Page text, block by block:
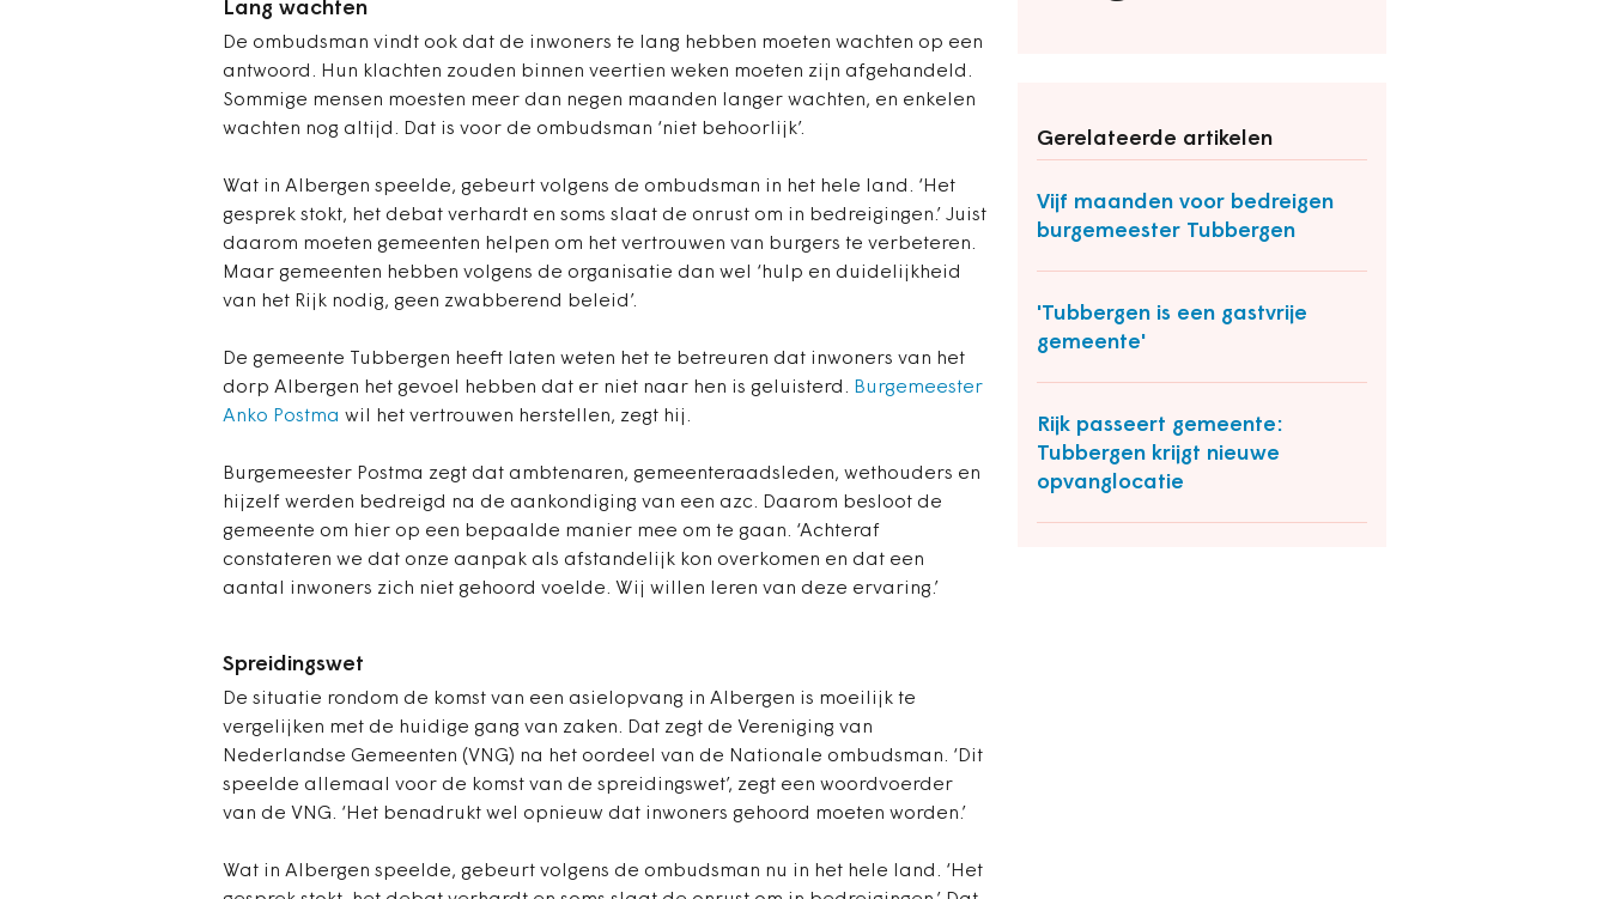
Gerelateerde artikelen
Vijf maanden voor bedreigen
burgemeester Tubbergen
'Tubbergen is een gastvrije
gemeente'
Rijk passeert gemeente:
Tubbergen krijgt nieuwe
opvanglocatie
Lang wachten
De ombudsman vindt ook dat de inwoners te lang hebben moeten wachten op een
antwoord. Hun klachten zouden binnen veertien weken moeten zijn afgehandeld.
Sommige mensen moesten meer dan negen maanden langer wachten, en enkelen
wachten nog altijd. Dat is voor de ombudsman ‘niet behoorlijk’.
Wat in Albergen speelde, gebeurt volgens de ombudsman in het hele land. ‘Het
gesprek stokt, het debat verhardt en soms slaat de onrust om in bedreigingen.’ Juist
daarom moeten gemeenten helpen om het vertrouwen van burgers te verbeteren.
Maar gemeenten hebben volgens de organisatie dan wel ‘hulp en duidelijkheid
van het Rijk nodig, geen zwabberend beleid’.
De gemeente Tubbergen heeft laten weten het te betreuren dat inwoners van het
dorp Albergen het gevoel hebben dat er niet naar hen is geluisterd. Burgemeester
Anko Postma wil het vertrouwen herstellen, zegt hij.
Burgemeester Postma zegt dat ambtenaren, gemeenteraadsleden, wethouders en
hijzelf werden bedreigd na de aankondiging van een azc. Daarom besloot de
gemeente om hier op een bepaalde manier mee om te gaan. ‘Achteraf
constateren we dat onze aanpak als afstandelijk kon overkomen en dat een
aantal inwoners zich niet gehoord voelde. Wij willen leren van deze ervaring.’
Spreidingswet
De situatie rondom de komst van een asielopvang in Albergen is moeilijk te
vergelijken met de huidige gang van zaken. Dat zegt de Vereniging van
Nederlandse Gemeenten (VNG) na het oordeel van de Nationale ombudsman. ‘Dit
speelde allemaal voor de komst van de spreidingswet’, zegt een woordvoerder
van de VNG. ‘Het benadrukt wel opnieuw dat inwoners gehoord moeten worden.’
Wat in Albergen speelde, gebeurt volgens de ombudsman nu in het hele land. ‘Het